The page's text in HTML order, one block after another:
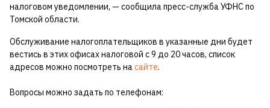
налоговом уведомлении, — сообщила пресс-служба УФНС по
Томской области.
Обслуживание налогоплательщиков в указанные дни будет
вестись в этих офисах налоговой с 9 до 20 часов, список
адресов можно посмотреть насайте.
Вопросы можно задать по телефонам: